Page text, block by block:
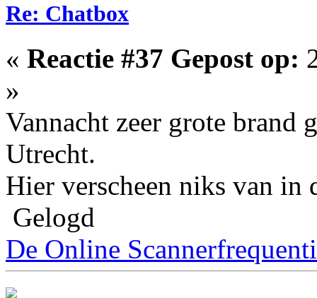
Re: Chatbox
« Reactie #37 Gepost op:
»
Vannacht zeer grote brand
Utrecht.
Hier verscheen niks van in
Gelogd
De Online